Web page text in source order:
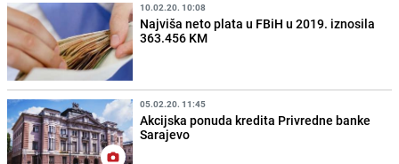
10.02.20. 10:08
Najviša neto plata u FBiH u 2019. iznosila
363.456 KM
05.02.20. 11:45
Akcijska ponuda kredita Privredne banke
Sarajevo